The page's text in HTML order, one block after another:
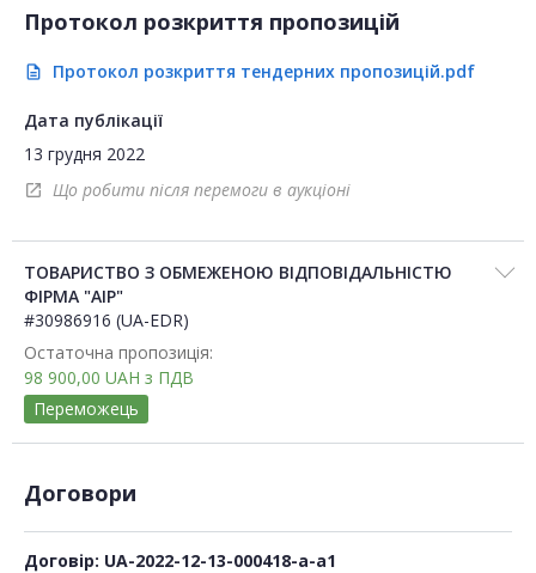
Протокол розкриття пропозицій
description Протокол розкриття тендерних пропозицій.pdf
Дата публікації
13 грудня 2022
open_in_new Що робити після перемоги в аукціоні
ТОВАРИСТВО З ОБМЕЖЕНОЮ ВІДПОВІДАЛЬНІСТЮ
ФІРМА "АІР"
#30986916 (UA-EDR)
Остаточна пропозиція:
98 900,00 UAH з ПДВ
Переможець
Договори
Договір: UA-2022-12-13-000418-a-a1